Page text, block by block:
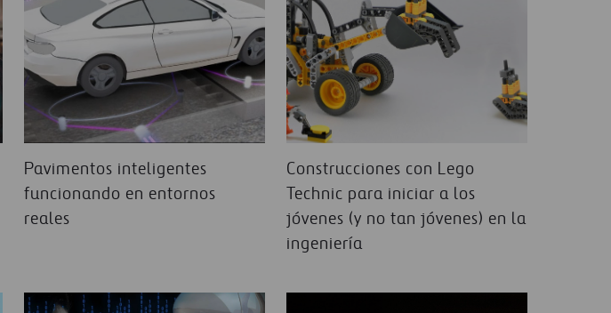
Pavimentos inteligentes
funcionando en entornos
reales
Construcciones con Lego
Technic para iniciar a los
jóvenes (y no tan jóvenes) en la
ingeniería